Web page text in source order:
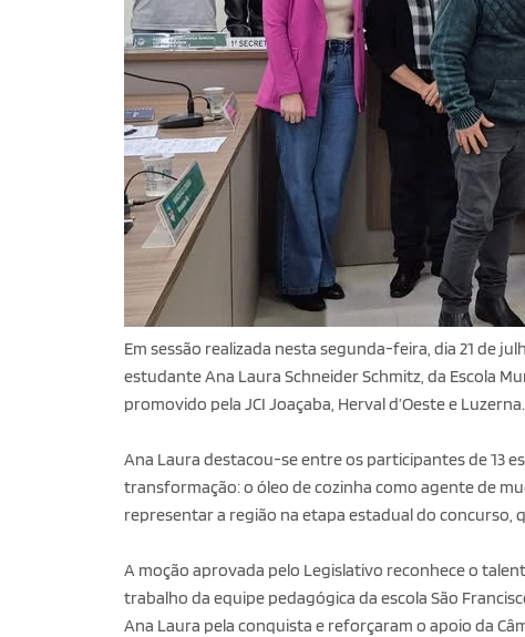
Em sessão realizada nesta segunda-feira, dia 21 de
estudante Ana Laura Schneider Schmitz, da Escola
promovido pela JCI Joaçaba, Herval d’Oeste e Luzerna.
Ana Laura destacou-se entre os participantes de 13
transformação: o óleo de cozinha como agente de
representar a região na etapa estadual do concurso,
A moção aprovada pelo Legislativo reconhece o
trabalho da equipe pedagógica da escola São
Ana Laura pela conquista e reforçaram o apoio da